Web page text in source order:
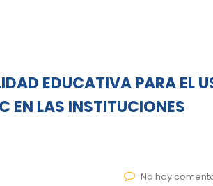
EDUCATIVA PARA EL
EN LAS INSTITUCIONES
No hay